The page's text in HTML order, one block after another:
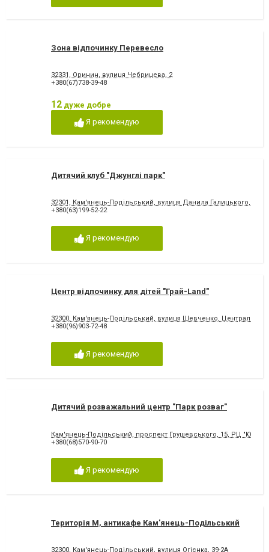
Зона відпочинку Перевесло
32331, Оринин, вулиця Чебрицева, 2
+380(67)738-39-48
12 дуже добре
Я рекомендую
Дитячий клуб "Джунглі парк"
32301, Кам'янець-Подільський, вулиця Данила Галицького, 11/2
+380(63)199-52-22
Я рекомендую
Центр відпочинку для дітей "Грай-Land"
32300, Кам'янець-Подільський, вулиця Шевченко, Центральний
+380(96)903-72-48
Я рекомендую
Дитячий розважальний центр "Парк розваг"
Кам'янець-Подільський, проспект Грушевського, 15, РЦ
+380(68)570-90-70
Я рекомендую
Територія М, антикафе Кам'янець-Подільський
32300, Кам'янець-Подільський, вулиця Огієнка, 39-2А